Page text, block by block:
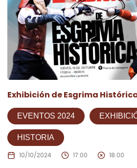
Exhibición de Esgrima
EVENTOS 2024
HISTORIA
10/10/2024 17:00 18:00